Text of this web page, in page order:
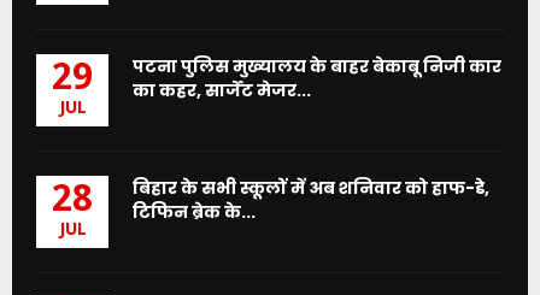
29
JUL
पटना पुलिस मुख्यालय के बाहर बेकाबू निजी कार
का कहर, सार्जेंट मेजर...
28
JUL
बिहार के सभी स्कूलों में अब शनिवार को हाफ-डे,
टिफिन ब्रेक के...